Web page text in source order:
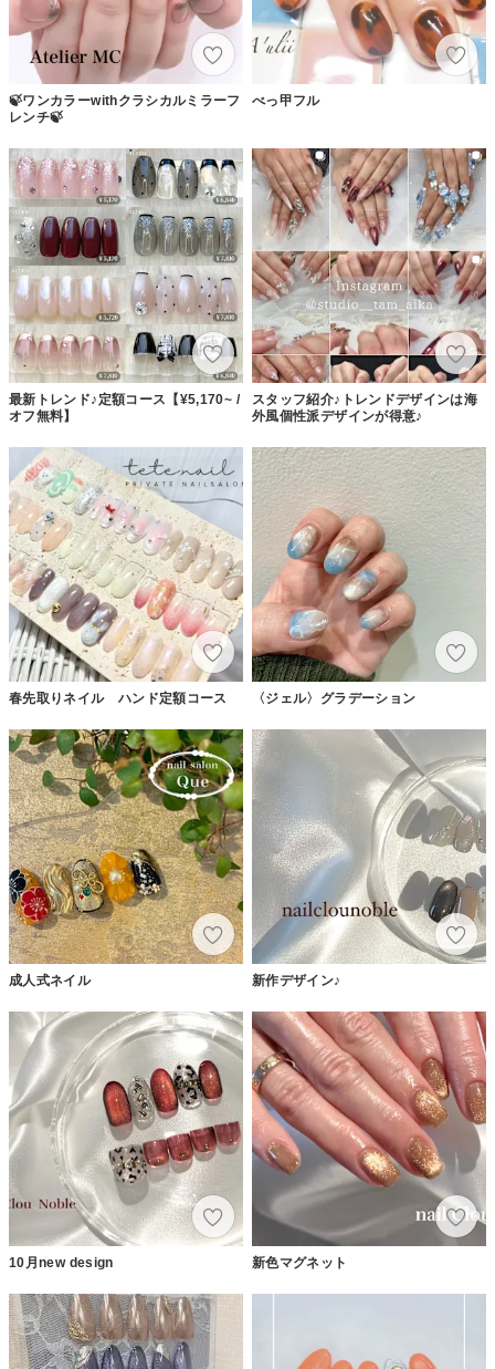
🍃ワンカラーwithクラシカルミラーフ
レンチ🍃
べっ甲フル
最新トレンド♪定額コース【¥5,170~ /
オフ無料】
スタッフ紹介♪トレンドデザインは海
外風個性派デザインが得意♪
春先取りネイル ハンド定額コース 〈ジェル〉グラデーション
成人式ネイル 新作デザイン♪
10月new design 新色マグネット